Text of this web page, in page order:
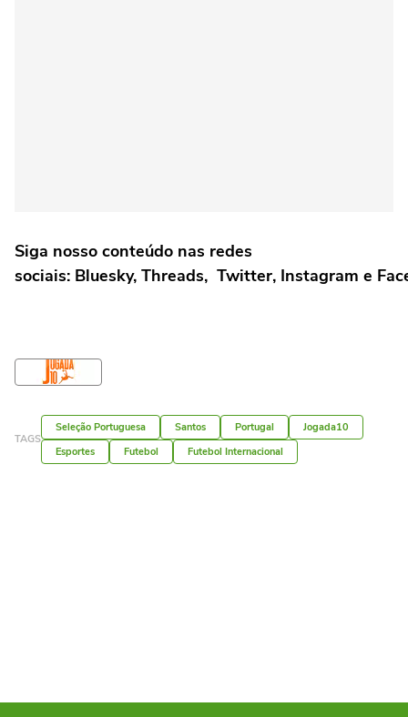
Siga nosso conteúdo nas redes
sociais: Bluesky, Threads, Twitter, Instagram e
TAGS
Seleção Portuguesa Santos Portugal
Jogada10
Esportes
Futebol Futebol Internacional